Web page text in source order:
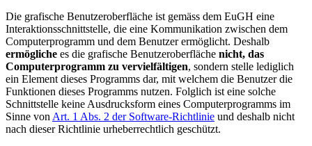
Die grafische Benutzeroberfläche ist gemäss dem EuGH eine
Interaktionsschnittstelle, die eine Kommunikation zwischen dem
Computerprogramm und dem Benutzer ermöglicht. Deshalb
ermögliche es die grafische Benutzeroberfläche nicht, das
Computerprogramm zu vervielfältigen, sondern stelle lediglich
ein Element dieses Programms dar, mit welchem die Benutzer die
Funktionen dieses Programms nutzen. Folglich ist eine solche
Schnittstelle keine Ausdrucksform eines Computerprogramms im
Sinne von Art. 1 Abs. 2 der Software-Richtlinie und deshalb nicht
nach dieser Richtlinie urheberrechtlich geschützt.